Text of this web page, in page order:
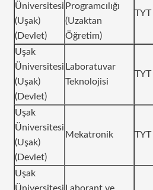
Üniversitesi
(Uşak)
(Devlet)
Programcılığı
(Uzaktan
Öğretim)
TYT
Uşak
Üniversitesi
(Uşak)
(Devlet)
Laboratuvar
Teknolojisi
TYT
Uşak
Üniversitesi
(Uşak)
(Devlet)
Mekatronik TYT
Uşak